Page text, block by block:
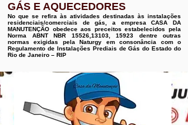
GÁS E AQUECEDORES
No que se refira às atividades destinadas às instalações
residenciais/comerciais de gás, a empresa CASA DA
MANUTENÇÃO obedece aos preceitos estabelecidos pela
Norma ABNT NBR 15526,13103, 15923 dentre outras
normas exigidas pela Naturgy em consonância com o
Regulamento de Instalações Prediais de Gás do Estado do
Rio de Janeiro – RIP